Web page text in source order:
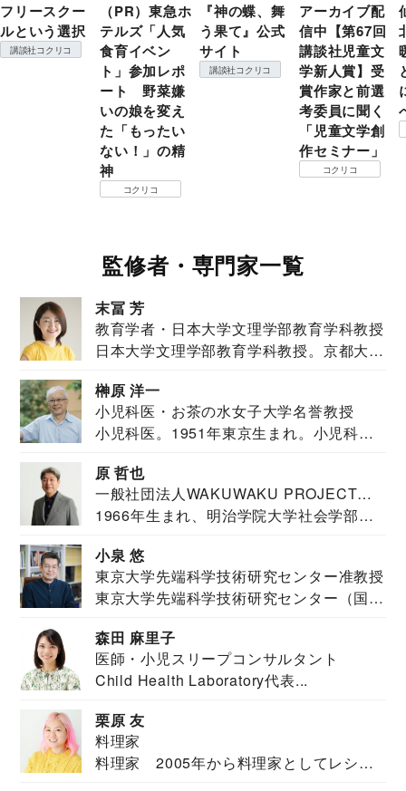
フリースクー
ルという選択
講談社コクリコ
（PR）東急ホ
テルズ「人気
食育イベン
ト」参加レポ
ート 野菜嫌
いの娘を変え
た「もったい
ない！」の精
神
コクリコ
『神の蝶、舞
う果て』公式
サイト
講談社コクリコ
アーカイブ配
信中【第67回
講談社児童文
学新人賞】受
賞作家と前選
考委員に聞く
「児童文学創
作セミナー」
コクリコ
監修者・専門家一覧
末冨 芳
教育学者・日本大学文理学部教育学科教授
日本大学文理学部教育学科教授。京都大学
榊原 洋一
小児科医・お茶の水女子大学名誉教授
小児科医。1951年東京生まれ。小児科
原 哲也
一般社団法人WAKUWAKU PROJECT
JAPAN代表・言語聴覚士・社会福祉士
1966年生まれ、明治学院大学社会学部福
小泉 悠
東京大学先端科学技術研究センター准教授
東京大学先端科学技術研究センター（国際
森田 麻里子
医師・小児スリープコンサルタント
Child Health Laboratory代表...
栗原 友
料理家
料理家 2005年から料理家としてレシピ